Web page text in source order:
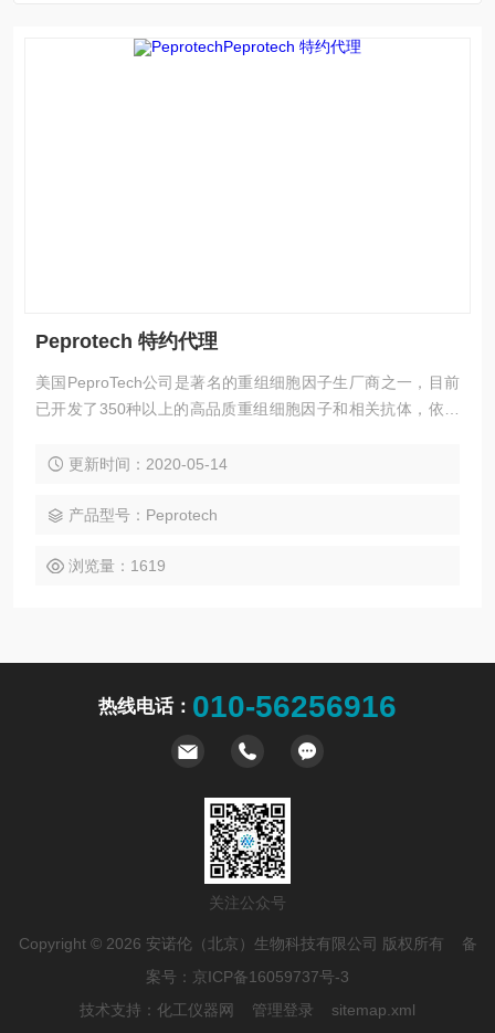
Peprotech 特约代理
美国PeproTech公司是著名的重组细胞因子生厂商之一，目前
已开发了350种以上的高品质重组细胞因子和相关抗体，依赖
有产品以冻干形式提供,以方便运输和储存，特别是以小包装的
更新时间：2020-05-14
产品型号：Peprotech
浏览量：1619
热线电话： 010-56256916
关注公众号
Copyright © 2026 安诺伦（北京）生物科技有限公司 版权所有 备
案号： 京ICP备16059737号-3
技术支持： 化工仪器网 管理登录 sitemap.xml